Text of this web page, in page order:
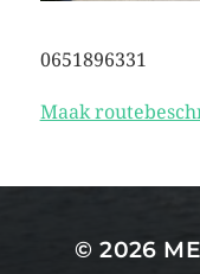
0651896331
Maak
© 2026